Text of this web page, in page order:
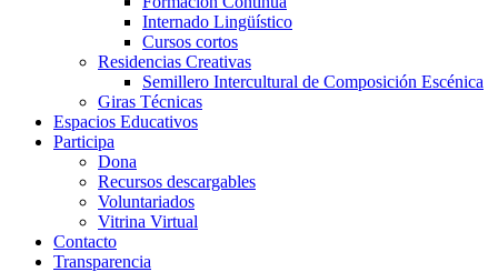
Internado Lingüístico
Cursos cortos
Residencias Creativas
Semillero Intercultural de Composición Escénica
Giras Técnicas
Espacios Educativos
Participa
Dona
Recursos descargables
Voluntariados
Vitrina Virtual
Contacto
Transparencia